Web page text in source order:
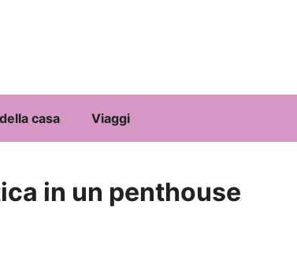
casa Viaggi
in un penthouse